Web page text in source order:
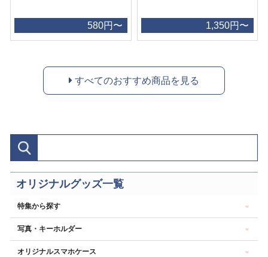
580円〜 1,350円〜
すべてのおすすめ商品を見る
オリジナルグッズ一覧
特集から探す
写真・キーホルダー
オリジナルスマホケース